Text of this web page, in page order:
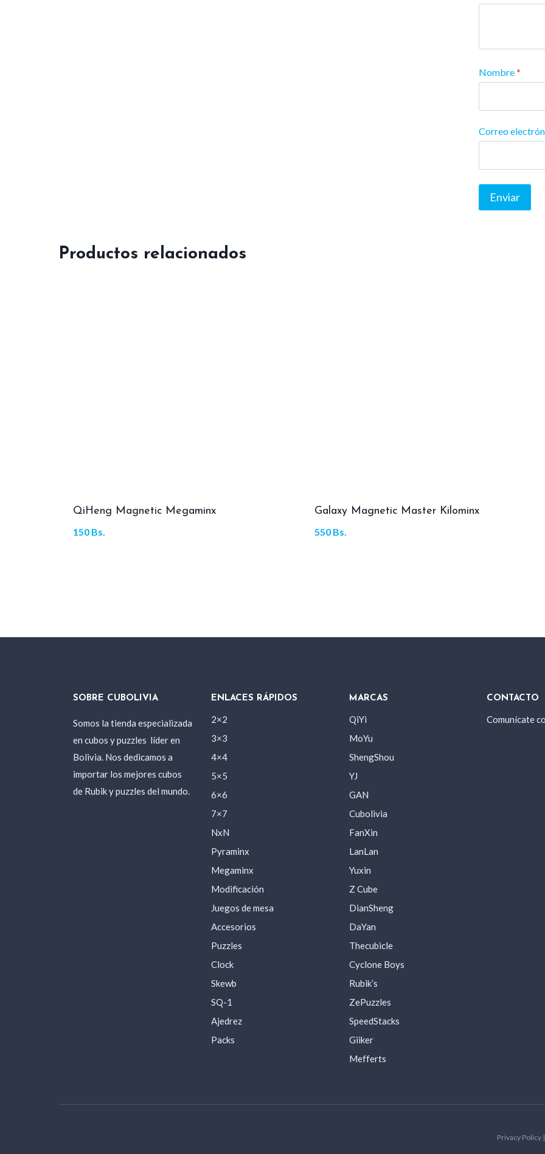
Nombre*
Correo
Productos relacionados
QiHeng Magnetic Megaminx
150 Bs.
Galaxy Magnetic Master Kilominx
550 Bs.
SOBRE CUBOLIVIA
Somos la tienda especializada
en cubos y puzzles líder en
Bolivia. Nos dedicamos a
importar los mejores cubos
de Rubik y puzzles del mundo.
ENLACES RÁPIDOS
2×2
3×3
4×4
5×5
6×6
7×7
NxN
Pyraminx
Megaminx
Modificación
Juegos de mesa
Accesorios
Puzzles
Clock
Skewb
SQ-1
Ajedrez
Packs
MARCAS
QiYi
MoYu
ShengShou
YJ
GAN
Cubolivia
FanXin
LanLan
Yuxin
Z Cube
DianSheng
DaYan
Thecubicle
Cyclone Boys
Rubik’s
ZePuzzles
SpeedStacks
Giiker
Mefferts
CONTACTO
Comunícate
Privacy Policy